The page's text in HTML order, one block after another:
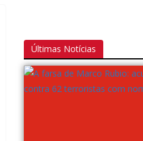
Últimas Notícias